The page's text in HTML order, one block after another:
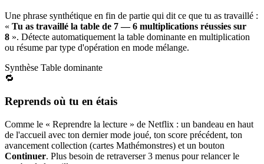
Une phrase synthétique en fin de partie qui dit ce que tu as travaillé :
« Tu as travaillé la table de 7 — 6 multiplications réussies sur
8 ». Détecte automatiquement la table dominante en multiplication
ou résume par type d'opération en mode mélange.
Synthèse Table dominante
🔁
Reprends où tu en étais
Comme le « Reprendre la lecture » de Netflix : un bandeau en haut
de l'accueil avec ton dernier mode joué, ton score précédent, ton
avancement collection (cartes Mathémonstres) et un bouton
Continuer. Plus besoin de retraverser 3 menus pour relancer le